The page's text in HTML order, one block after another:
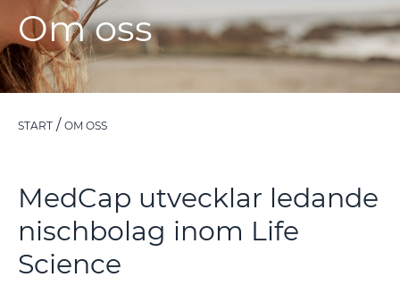
Om oss
START OM OSS
MedCap utvecklar ledande
nischbolag inom Life
Science